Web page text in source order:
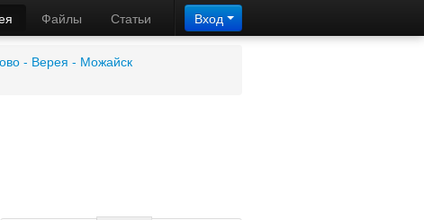
Вход
Файлы Статьи
- Верея - Можайск